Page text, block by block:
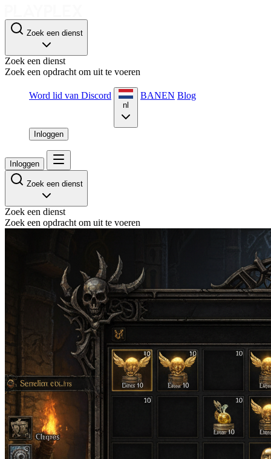
Zoek een dienst
Zoek een dienst
Zoek een opdracht om uit te voeren
Word lid van Discord
nl
BANEN Blog
Inloggen
Inloggen
Zoek een dienst
Zoek een dienst
Zoek een opdracht om uit te voeren